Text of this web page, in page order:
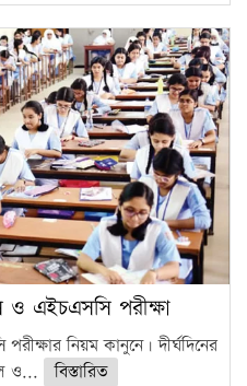
এইচএসসি পরীক্ষা
নিয়ম কানুনে। দীর্ঘদিনের
ও...
বিস্তারিত